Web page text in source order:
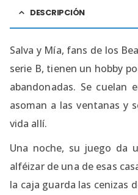
DESCRIPCIÓN
Salva y Mía, fans de los
serie B, tienen un hobby
abandonadas. Se cuelan
asoman a las ventanas y
vida allí.
Una noche, su juego da
alféizar de una de esas
la caja guarda las cenizas